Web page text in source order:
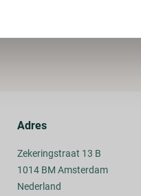
Adres
Zekeringstraat 13 B
1014 BM Amsterdam
Nederland